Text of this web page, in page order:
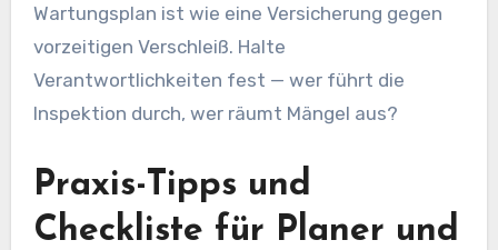
Wartungsplan ist wie eine Versicherung gegen
vorzeitigen Verschleiß. Halte
Verantwortlichkeiten fest — wer führt die
Inspektion durch, wer räumt Mängel aus?
Praxis-Tipps und
Checkliste für Planer und